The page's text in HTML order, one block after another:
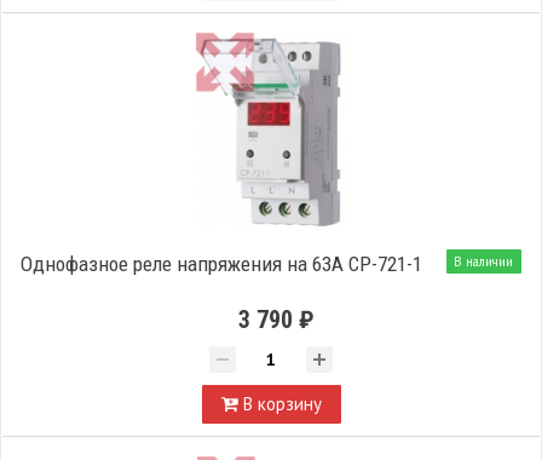
В наличии
Однофазное реле напряжения на 63А CP-721-1
3 790 ₽
В корзину